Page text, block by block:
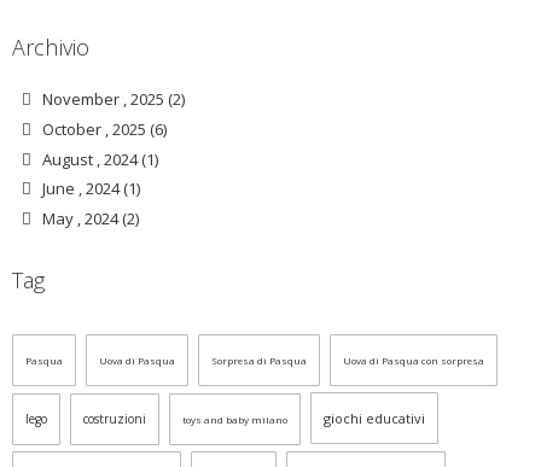
Archivio
November , 2025 (2)
October , 2025 (6)
August , 2024 (1)
June , 2024 (1)
May , 2024 (2)
Tag
Pasqua Uova di Pasqua Sorpresa di Pasqua Uova di Pasqua con sorpresa
lego costruzioni toys and baby milano giochi educativi